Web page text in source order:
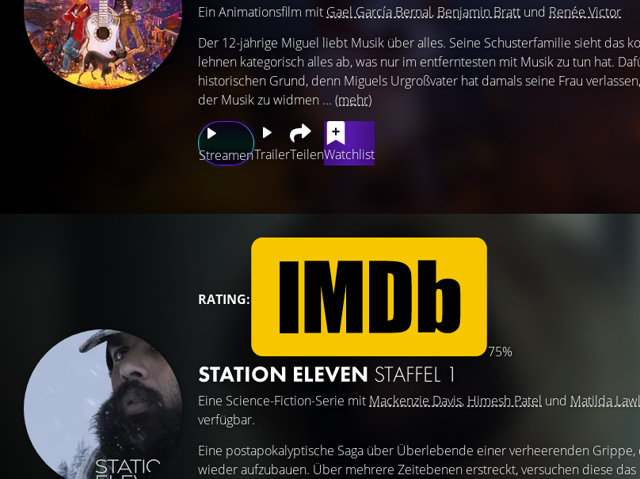
Ein Animationsfilm mit Gael García Bernal, Benjamin Bratt und Renée Victor
StreamenTrailerTeilenWatchlist
Der 12-jährige Miguel liebt Musik über alles. Seine Schusterfamilie sieht das
lehnen kategorisch alles ab, was nur im entferntesten mit Musik zu tun hat.
historischen Grund, denn Miguels Urgroßvater hat damals seine Frau
der Musik zu widmen ... (mehr)
RATING:
75%
STATION ELEVEN STAFFEL 1
Eine Science-Fiction-Serie mit Mackenzie Davis, Himesh Patel und Matilda
verfügbar.
Eine postapokalyptische Saga über Überlebende einer verheerenden
wieder aufzubauen. Über mehrere Zeitebenen erstreckt, versuchen diese das